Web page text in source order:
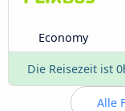
Economy
Die Reisezeit ist
Alle